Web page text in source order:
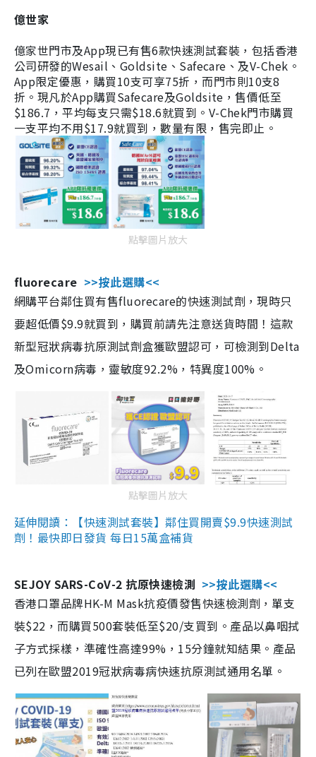
億世家
億家世門市及App現已有售6款快速測試套裝，包括香港
公司研發的Wesail、Goldsite、Safecare、及V-Chek。
App限定優惠，購買10支可享75折，而門市則10支8
折。現凡於App購買Safecare及Goldsite，售價低至
$186.7，平均每支只需$18.6就買到。V-Chek門市購買
一支平均不用$17.9就買到，數量有限，售完即止。
點擊圖片放大
fluorecare >>按此選購<<
網購平台鄰住買有售fluorecare的快速測試劑，現時只
要超低價$9.9就買到，購買前請先注意送貨時間！這款
新型冠狀病毒抗原測試劑盒獲歐盟認可，可檢測到Delta
及Omicorn病毒，靈敏度92.2%，特異度100%。
點擊圖片放大
延伸閱讀：【快速測試套裝】鄰住買開賣$9.9快速測試
劑！最快即日發貨 每日15萬盒補貨
SEJOY SARS-CoV-2 抗原快速檢測 >>按此選購<<
香港口罩品牌HK-M Mask抗疫價發售快速檢測劑，單支
裝$22，而購買500套裝低至$20/支買到。產品以鼻咽拭
子方式採樣，準確性高達99%，15分鐘就知結果。產品
已列在歐盟2019冠狀病毒病快速抗原測試通用名單。